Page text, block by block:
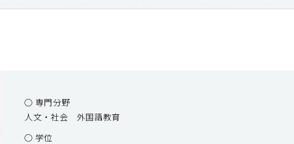
○ 専門分野
人文・社会 外国語教育
○ 学位